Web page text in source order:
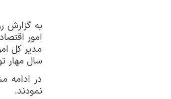
به گزارش
امور
مدیر کل
سال مهار
در ادامه
نمودند.